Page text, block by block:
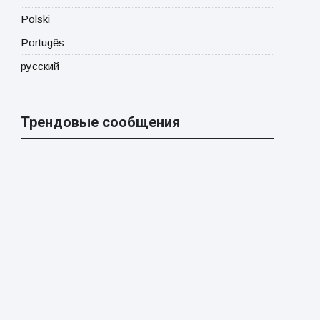
Polski
Portugês
русский
Трендовые сообщения